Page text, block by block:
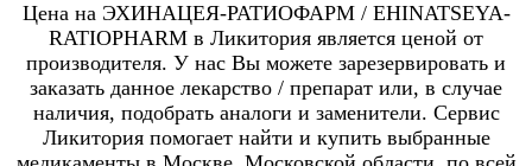
Цена на ЭХИНАЦЕЯ-РАТИОФАРМ / EHINATSEYA-
RATIOPHARM в Ликитория является ценой от
производителя. У нас Вы можете зарезервировать и
заказать данное лекарство / препарат или, в случае
наличия, подобрать аналоги и заменители. Сервис
Ликитория помогает найти и купить выбранные